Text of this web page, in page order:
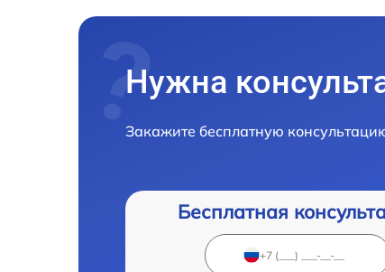
Нужна
Закажите бесплатную
Бесплатная